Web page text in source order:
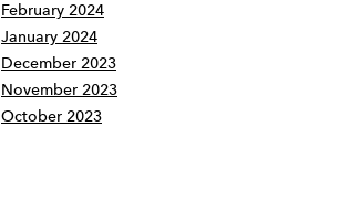
February 2024
January 2024
December 2023
November 2023
October 2023